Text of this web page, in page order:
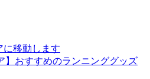
に移動します
】おすすめのランニンググッズ